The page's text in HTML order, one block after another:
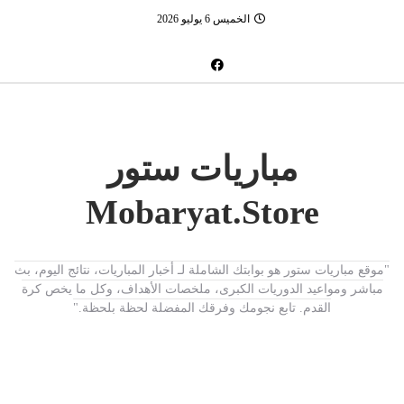
الخميس 6 يوليو 2026
مباريات ستور
Mobaryat.Store
"موقع مباريات ستور هو بوابتك الشاملة لـ أخبار المباريات، نتائج اليوم، بث
مباشر ومواعيد الدوريات الكبرى، ملخصات الأهداف، وكل ما يخص كرة
القدم. تابع نجومك وفرقك المفضلة لحظة بلحظة."